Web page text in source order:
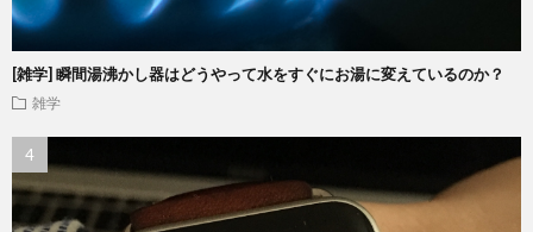
[雑学] 瞬間湯沸かし器はどうやって水をすぐにお湯に変えているのか？
雑学